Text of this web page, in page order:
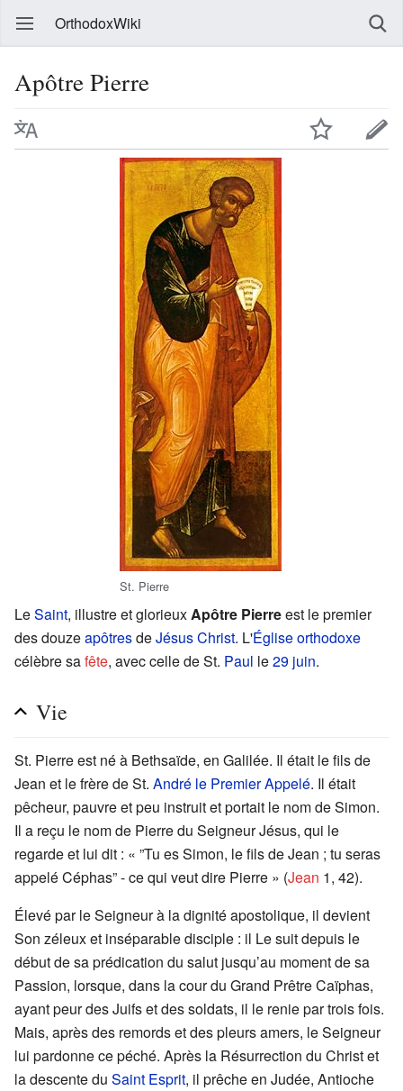
OrthodoxWiki
Apôtre Pierre
St. Pierre
LeSaint, illustre et glorieuxApôtre Pierreest le premier
des douzeapôtresdeJésus Christ. L'Église orthodoxe
célèbre safête, avec celle de St. Paul le29 juin.
Vie
St. Pierre est né à Bethsaïde, en Galilée. Il était le fils de
Jean et le frère de St. André le Premier Appelé. Il était
pêcheur, pauvre et peu instruit et portait le nom de Simon.
Il a reçu le nom de Pierre du Seigneur Jésus, qui le
regarde et lui dit : « ”Tu es Simon, le fils de Jean ; tu seras
appelé Céphas” - ce qui veut dire Pierre » (Jean 1, 42).
Élevé par le Seigneur à la dignité apostolique, il devient
Son zéleux et inséparable disciple : il Le suit depuis le
début de sa prédication du salut jusqu’au moment de sa
Passion, lorsque, dans la cour du Grand Prêtre Caïphas,
ayant peur des Juifs et des soldats, il le renie par trois fois.
Mais, après des remords et des pleurs amers, le Seigneur
lui pardonne ce péché. Après la Résurrection du Christ et
la descente du Saint Esprit, il prêche en Judée, Antioche